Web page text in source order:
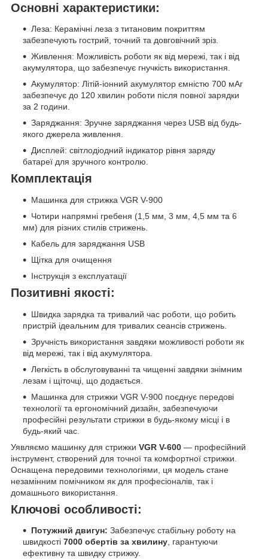
Основні характеристики:
Леза: Керамічні леза з титановим покриттям
забезпечують гострий, точний та довговічний зріз.
Живлення: Можливість роботи як від мережі, так і від
акумулятора, що забезпечує гнучкість використання.
Акумулятор: Літій-іонний акумулятор ємністю 700 мАг
забезпечує до 120 хвилин роботи після повної зарядки
за 2 години.
Заряджання: Зручне заряджання через USB від будь-
якого джерела живлення.
Дисплей: світлодіодний індикатор рівня заряду
батареї для зручного контролю.
Комплектація
Машинка для стрижка VGR V-900
Чотири напрямні гребеня (1,5 мм, 3 мм, 4,5 мм та 6
мм) для різних стилів стрижень.
Кабель для заряджання USB
Щітка для очищення
Інструкція з експлуатації
Позитивні якості:
Швидка зарядка та тривалий час роботи, що робить
пристрій ідеальним для тривалих сеансів стрижень.
Зручність використання завдяки можливості роботи як
від мережі, так і від акумулятора.
Легкість в обслуговуванні та чищенні завдяки знімним
лезам і щіточці, що додається.
Машинка для стрижки VGR V-900 поєднує передові
технології та ергономічний дизайн, забезпечуючи
професійні результати стрижки в будь-якому місці і в
будь-який час.
Уявляємо машинку для стрижки VGR V-600 — професійний
інструмент, створений для точної та комфортної стрижки.
Оснащена передовими технологіями, ця модель стане
незамінним помічником як для професіоналів, так і
домашнього використання.
Ключові особливості:
Потужний двигун: Забезпечує стабільну роботу на
швидкості 7000 обертів за хвилину, гарантуючи
ефективну та швидку стрижку.